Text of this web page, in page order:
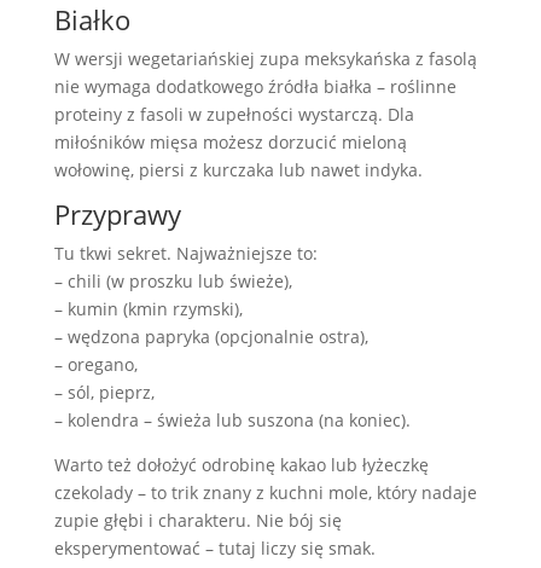
Białko
W wersji wegetariańskiej zupa meksykańska z fasolą
nie wymaga dodatkowego źródła białka – roślinne
proteiny z fasoli w zupełności wystarczą. Dla
miłośników mięsa możesz dorzucić mieloną
wołowinę, piersi z kurczaka lub nawet indyka.
Przyprawy
Tu tkwi sekret. Najważniejsze to:
– chili (w proszku lub świeże),
– kumin (kmin rzymski),
– wędzona papryka (opcjonalnie ostra),
– oregano,
– sól, pieprz,
– kolendra – świeża lub suszona (na koniec).
Warto też dołożyć odrobinę kakao lub łyżeczkę
czekolady – to trik znany z kuchni mole, który nadaje
zupie głębi i charakteru. Nie bój się
eksperymentować – tutaj liczy się smak.